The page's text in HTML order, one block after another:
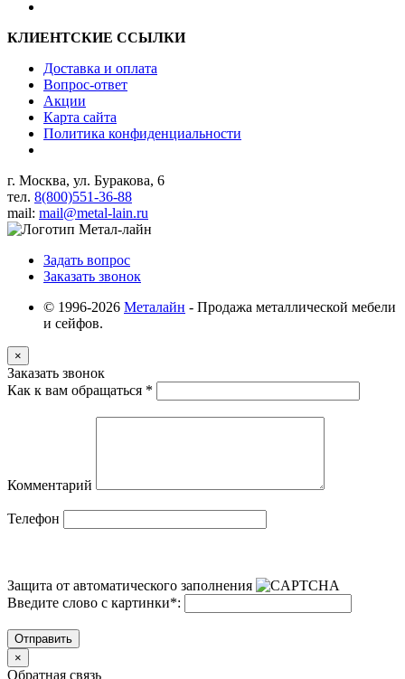
КЛИЕНТСКИЕ ССЫЛКИ
Доставка и оплата
Вопрос-ответ
Акции
Карта сайта
Политика конфиденциальности
г. Москва, ул. Буракова, 6
тел. 8(800)551-36-88
mail: mail@metal-lain.ru
Задать вопрос
Заказать звонок
© 1996-2026 Металайн - Продажа металлической мебели
и сейфов.
×
Заказать звонок
Как к вам обращаться *
Комментарий
Телефон
Защита от автоматического заполнения
Введите слово с картинки*:
Отправить
×
Обратная связь